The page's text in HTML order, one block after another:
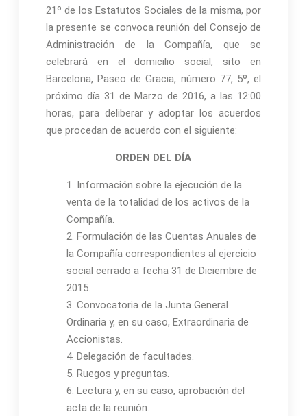
21º de los Estatutos Sociales de la misma, por
la presente se convoca reunión del Consejo de
Administración de la Compañía, que se
celebrará en el domicilio social, sito en
Barcelona, Paseo de Gracia, número 77, 5º, el
próximo día 31 de Marzo de 2016, a las 12:00
horas, para deliberar y adoptar los acuerdos
que procedan de acuerdo con el siguiente:
ORDEN DEL DÍA
1. Información sobre la ejecución de la
venta de la totalidad de los activos de la
Compañía.
2. Formulación de las Cuentas Anuales de
la Compañía correspondientes al ejercicio
social cerrado a fecha 31 de Diciembre de
2015.
3. Convocatoria de la Junta General
Ordinaria y, en su caso, Extraordinaria de
Accionistas.
4. Delegación de facultades.
5. Ruegos y preguntas.
6. Lectura y, en su caso, aprobación del
acta de la reunión.